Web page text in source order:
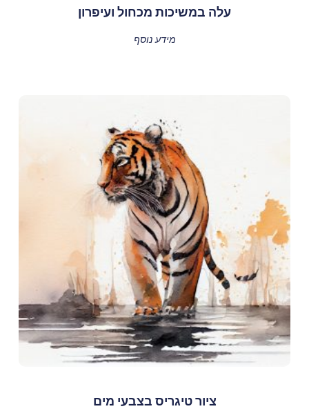
עלה במשיכות מכחול ועיפרון
מידע נוסף
ציור טיגריס בצבעי מים